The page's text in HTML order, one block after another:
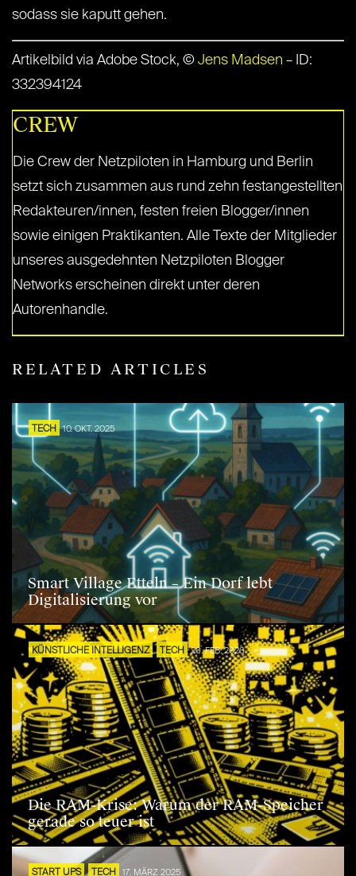
sodass sie kaputt gehen.
Artikelbild via Adobe Stock, © Jens Madsen – ID:
332394124
CREW
Die Crew der Netzpiloten in Hamburg und Berlin
setzt sich zusammen aus rund zehn festangestellten
Redakteuren/innen, festen freien Blogger/innen
sowie einigen Praktikanten. Alle Texte der Mitglieder
unseres ausgedehnten Netzpiloten Blogger
Networks erscheinen direkt unter deren
Autorenhandle.
RELATED ARTICLES
TECH 10. OKT. 2025
Smart Village Etteln – Ein Dorf lebt
Digitalisierung vor
KÜNSTLICHE INTELLIGENZ TECH 26. FEB. 2026
Die RAM-Krise: Warum der RAM-Speicher
gerade so teuer ist
START UPS TECH 17. MÄRZ 2025